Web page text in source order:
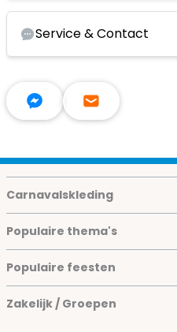
Service & Contact
Carnavalskleding
Populaire thema's
Populaire feesten
Zakelijk / Groepen